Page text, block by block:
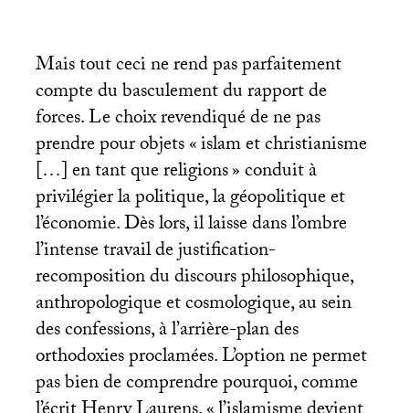
Mais tout ceci ne rend pas parfaitement
compte du basculement du rapport de
forces. Le choix revendiqué de ne pas
prendre pour objets «islam et christianisme
[…] en tant que religions» conduit à
privilégier la politique, la géopolitique et
l’économie. Dès lors, il laisse dans l’ombre
l’intense travail de justification-
recomposition du discours philosophique,
anthropologique et cosmologique, au sein
des confessions, à l’arrière-plan des
orthodoxies proclamées. L’option ne permet
pas bien de comprendre pourquoi, comme